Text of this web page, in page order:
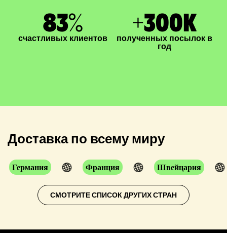
83%
счастливых клиентов
+300K
полученных посылок в
год
Доставка по всему миру
Германия Франция Швейцария
СМОТРИТЕ СПИСОК ДРУГИХ СТРАН